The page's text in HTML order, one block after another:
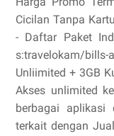
Cicilan Tanpa
- Daftar Paket
s:travelokam/bills-
Unliimited + 3GB
Akses unlimited
berbagai aplikasi
terkait dengan